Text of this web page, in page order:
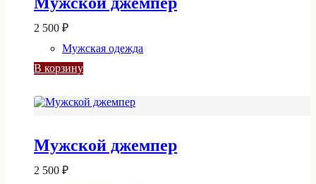
2 500 ₽
Мужская одежда
В корзину
Мужской джемпер
2 500 ₽